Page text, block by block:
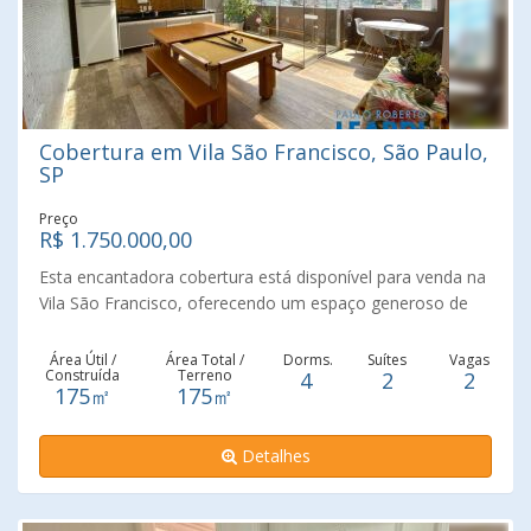
Cobertura em Vila São Francisco, São Paulo,
SP
Preço
R$ 1.750.000,00
Esta encantadora cobertura está disponível para venda na
Vila São Francisco, oferecendo um espaço generoso de
sendo 2 suítes, esta residência é perfeita para quem busca
conforto e elegância. A cobertura possui uma área
gourmet, ideal para momentos de confraternização e
lazer. Além disso, conta com um escritório para facilitar a
rotina de trabalho em casa e uma brinquedoteca,
proporcionando diversão para a família. A linda vista livre é
Área Útil /
Construída
175㎡
Área Total /
Terreno
175㎡
Dorms.
4
Suítes
2
Vagas
2
Detalhes